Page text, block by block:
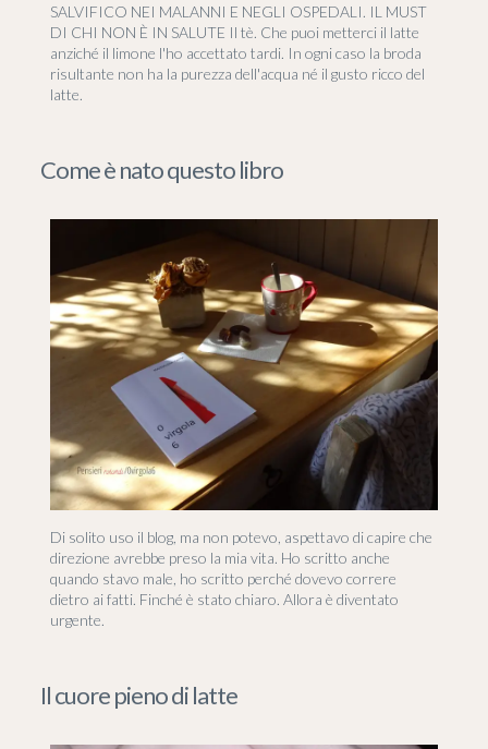
SALVIFICO NEI MALANNI E NEGLI OSPEDALI. IL MUST
DI CHI NON È IN SALUTE Il tè. Che puoi metterci il latte
anziché il limone l'ho accettato tardi. In ogni caso la broda
risultante non ha la purezza dell'acqua né il gusto ricco del
latte.
Come è nato questo libro
Di solito uso il blog, ma non potevo, aspettavo di capire che
direzione avrebbe preso la mia vita. Ho scritto anche
quando stavo male, ho scritto perché dovevo correre
dietro ai fatti. Finché è stato chiaro. Allora è diventato
urgente.
Il cuore pieno di latte